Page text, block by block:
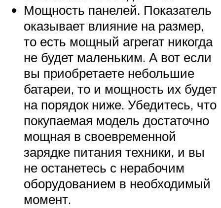
Мощность панелей. Показатель
оказывает влияние на размер,
то есть мощный агрегат никогда
не будет маленьким. А вот если
вы приобретаете небольшие
батареи, то и мощность их будет
на порядок ниже. Убедитесь, что
покупаемая модель достаточно
мощная в своевременной
зарядке питания техники, и вы
не останетесь с нерабочим
оборудованием в необходимый
момент.